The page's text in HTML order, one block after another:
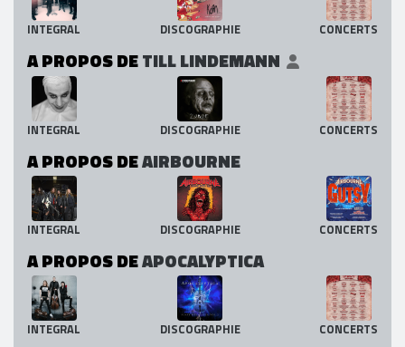
INTEGRAL DISCOGRAPHIE CONCERTS
A PROPOS DETILL LINDEMANN
INTEGRAL DISCOGRAPHIE CONCERTS
A PROPOS DEAIRBOURNE
INTEGRAL DISCOGRAPHIE CONCERTS
A PROPOS DEAPOCALYPTICA
INTEGRAL DISCOGRAPHIE CONCERTS